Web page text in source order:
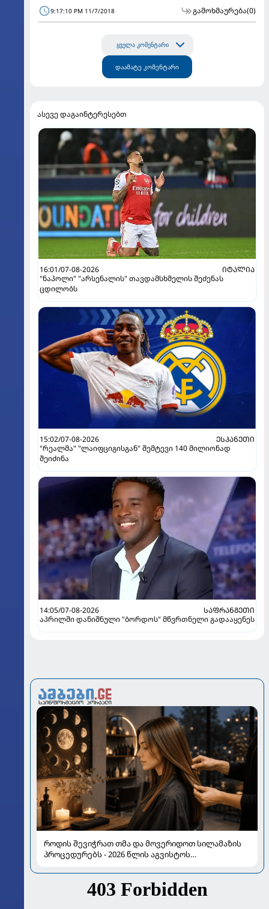
9:17:10 PM 11/7/2018 გამოხმაურება(0)
ყველა კომენტარი
დაამატე კომენტარი
ასევე დაგაინტერესებთ
16:01/07-08-2026
ᲘᲢᲐᲚᲘᲐ
"ნაპოლი" "არსენალის" თავდამსხმელის შეძენას
ცდილობს
15:02/07-08-2026
ᲔᲡᲞᲐᲜᲔᲗᲘ
"რეალმა" "ლაიფციგისგან" შემტევი 140 მილიონად
შეიძინა
14:05/07-08-2026
ᲡᲐᲤᲠᲐᲜᲒᲔᲗᲘ
აპრილში დანიშნული "ბორდოს" მწვრთნელი გადააყენეს
როდის შევიჭრათ თმა და მოვერიდოთ სილამაზის
პროცედურებს - 2026 წლის აგვისტოს